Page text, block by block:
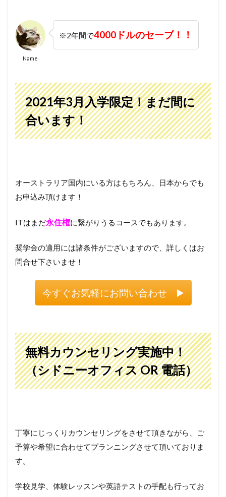
Name
※2年間で4000ドルのセーブ！！
2021年3月入学限定！まだ間に
合います！
オーストラリア国内にいる方はもちろん、日本からでも
お申込み頂けます！
ITはまだ永住権に繋がりうるコースでもあります。
奨学金の適用には諸条件がございますので、詳しくはお
問合せ下さいませ！
今すぐお気軽にお問い合わせ ▶️
無料カウンセリング実施中！
（シドニーオフィス OR 電話）
丁寧にじっくりカウンセリングをさせて頂きながら、ご
予算や希望に合わせてプランニングさせて頂いておりま
す。
学校見学、体験レッスンや英語テストの手配も行ってお